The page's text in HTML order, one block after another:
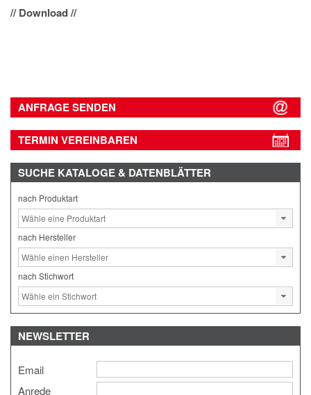
// Download //
ANFRAGE SENDEN
TERMIN VEREINBAREN
SUCHE KATALOGE & DATENBLÄTTER
nach Produktart
nach Hersteller
nach Stichwort
NEWSLETTER
Email
Anrede